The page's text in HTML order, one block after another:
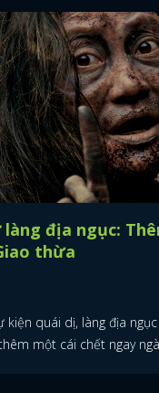
làng địa ngục:
thừa
kiện quái dị, làng địa
một cái chết ngay